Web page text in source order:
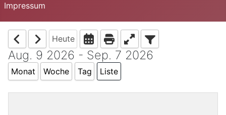
Impressum
Heute
Aug. 9 2026 - Sep. 7 2026
Monat Woche Tag Liste